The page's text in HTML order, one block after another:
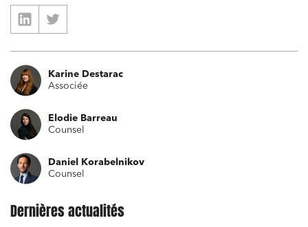
Karine Destarac
Associée
Elodie Barreau
Counsel
Daniel Korabelnikov
Counsel
Dernières actualités